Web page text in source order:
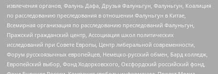
извлечения органов, Фалунь Дафа, Друзья Фалуньгун, Фалуньгун, Коалиция
по расследованию преследования в отношении Фалуньгун в Китае,
Всемирная организация по расследованию преследований Фалуньгун,
Пражский гражданский центр, Ассоциация школ политических
исследований при Совете Европы, Центр либеральной современности,
Форум русскоязычных европейцев, Немецко-русский обмен, Бард колледж,
Европейский выбор, Фонд Ходорковского, Оксфордский российский фонд,